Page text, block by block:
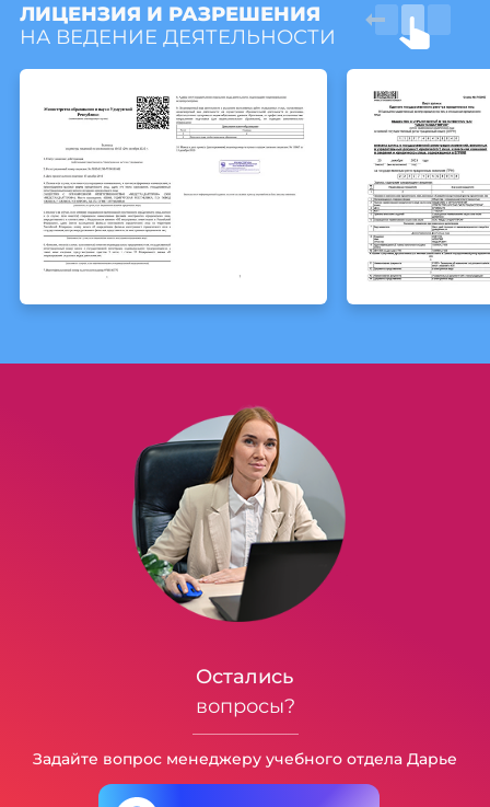
ЛИЦЕНЗИЯ И РАЗРЕШЕНИЯ
НА ВЕДЕНИЕ ДЕЯТЕЛЬНОСТИ
Остались
вопросы?
Задайте вопрос менеджеру учебного отдела Дарье